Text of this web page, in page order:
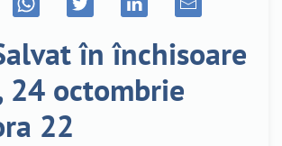
în închisoare
24 octombrie
22